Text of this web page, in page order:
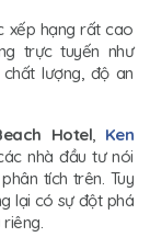
xếp hạng rất cao
trực tuyến như
lượng, độ an
Hotel, Ken
nhà đầu tư nói
tích trên. Tuy
lại có sự đột phá